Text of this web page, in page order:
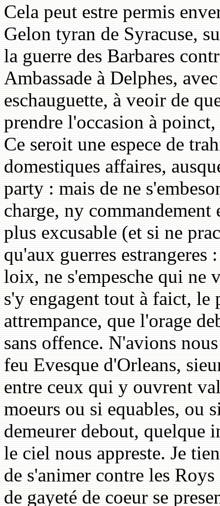
Cela peut estre permis
Gelon tyran de Syracuse,
la guerre des Barbares
Ambassade à Delphes,
eschauguette, à veoir de
prendre l'occasion à
Ce seroit une espece de
domestiques affaires,
party : mais de ne
charge, ny
plus excusable (et si ne
qu'aux guerres estrangeres
loix, ne s'empesche qui ne
s'y engagent tout à faict, le
attrempance, que l'orage
sans offence. N'avions
feu Evesque d'Orleans,
entre ceux qui y ouvrent
moeurs ou si equables, ou
demeurer debout, quelque
le ciel nous appreste. Je
de s'animer contre les
de gayeté de coeur se